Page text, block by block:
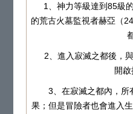
1、神力等級達到85級
的荒古火墓監視者赫亞（
2、進入寂滅之都後，
開啟
3、在寂滅之都內，所
果；但是冒險者也會進入